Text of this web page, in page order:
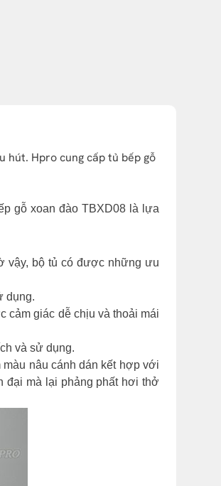
hút. Hpro cung cấp tủ bếp gỗ
gỗ xoan đào TBXD08 là lựa
vậy, bộ tủ có được những ưu
dụng.
cảm giác dễ chịu và thoải mái
và sử dụng.
màu nâu cánh dán kết hợp với
đại mà lại phảng phất hơi thở